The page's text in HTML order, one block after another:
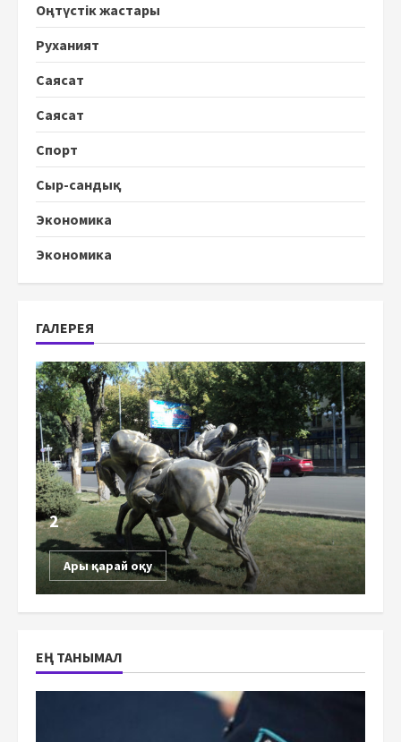
Оңтүстік жастары
Руханият
Саясат
Саясат
Спорт
Сыр-сандық
Экономика
Экономика
ГАЛЕРЕЯ
2
Ары қарай оқу
ЕҢ ТАНЫМАЛ